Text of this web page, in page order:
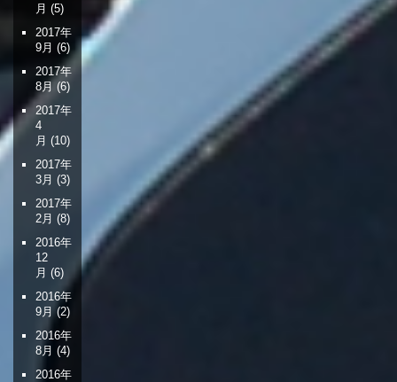
月 (5)
2017年
9月 (6)
2017年
8月 (6)
2017年
4
月 (10)
2017年
3月 (3)
2017年
2月 (8)
2016年
12
月 (6)
2016年
9月 (2)
2016年
8月 (4)
2016年